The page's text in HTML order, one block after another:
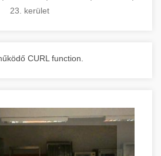
23. kerület
CURL function.